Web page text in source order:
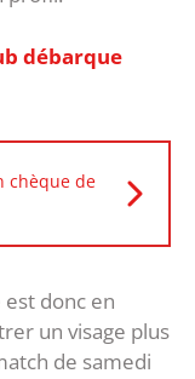
débarque
chèque de
est donc en
un visage plus
de samedi